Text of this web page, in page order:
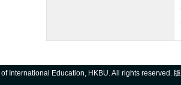
International Education, HKBU. All rights reserved.